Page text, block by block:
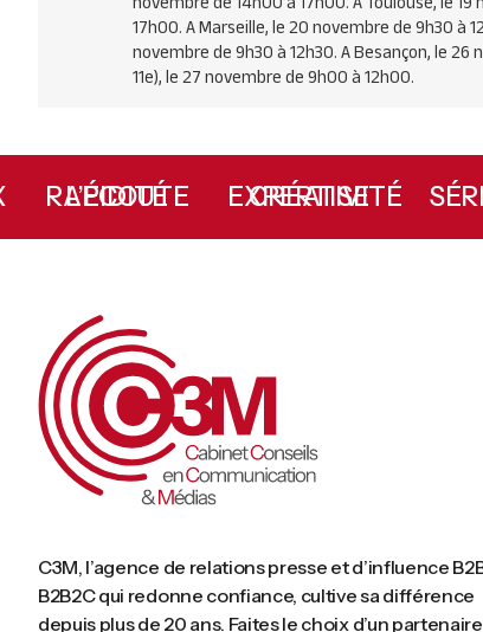
17h00. A Marseille, le 20 novembre de 9h30 à
novembre de 9h30 à 12h30. A Besançon, le
11e), le 27 novembre de 9h00 à 12h00.
L’ÉCOUTE CRÉATIVITÉ
RAPIDITÉ EXPERTISE
C3M, l’agence de relations presse et d’influence
B2B2C qui redonne confiance, cultive sa différence
depuis plus de 20 ans. Faites le choix d’un